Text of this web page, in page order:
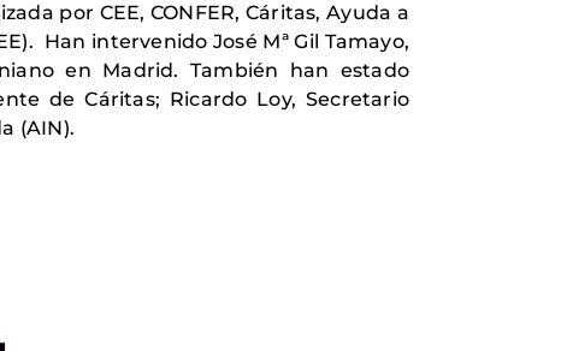
por CEE, CONFER, Cáritas, Ayuda a
Han intervenido José Mª Gil Tamayo,
en Madrid. También han estado
de Cáritas; Ricardo Loy, Secretario
(AIN).